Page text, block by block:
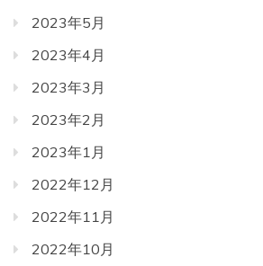
2023年5月
2023年4月
2023年3月
2023年2月
2023年1月
2022年12月
2022年11月
2022年10月